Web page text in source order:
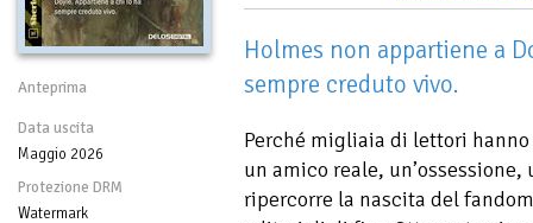
Anteprima
Data uscita
Maggio 2026
Protezione DRM
Watermark
Holmes non appartiene a
sempre creduto vivo.
Perché migliaia di lettori
un amico reale,
ripercorre la nascita del